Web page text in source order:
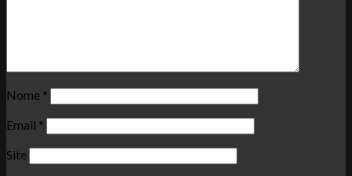
Nome *
Email *
Site